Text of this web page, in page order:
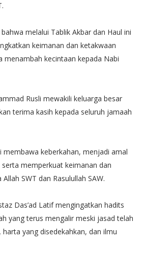
melalui Tablik Akbar dan Haul ini
keimanan dan ketakwaan
menambah kecintaan kepada Nabi
Rusli mewakili keluarga besar
terima kasih kepada seluruh jamaah
membawa keberkahan, menjadi amal
memperkuat keimanan dan
SWT dan Rasulullah SAW.
Das’ad Latif mengingatkan hadits
yang terus mengalir meski jasad telah
yang disedekahkan, dan ilmu